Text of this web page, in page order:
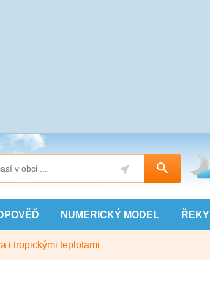
NUMERICKÝ MODEL ŘEKY
i tropickými teplotami